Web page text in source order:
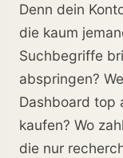
Denn dein
die kaum
Suchbegriffe
abspringen?
Dashboard top
kaufen? Wo
die nur